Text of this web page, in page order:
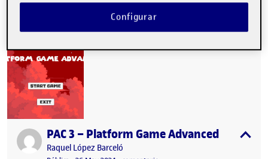
Publicado porPAC 3 – Platform Game Advanced
Publicado por
Raquel López Barceló
Configurar